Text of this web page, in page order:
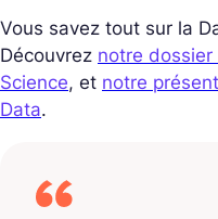
Vous savez tout sur la
Découvrez notre
Science, et notre
Data.